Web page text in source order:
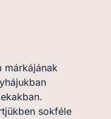
márkájának
sokféle